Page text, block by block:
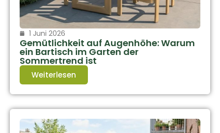
1 Juni 2026
Gemütlichkeit auf Augenhöhe: Warum
ein Bartisch im Garten der
Sommertrend ist
Weiterlesen